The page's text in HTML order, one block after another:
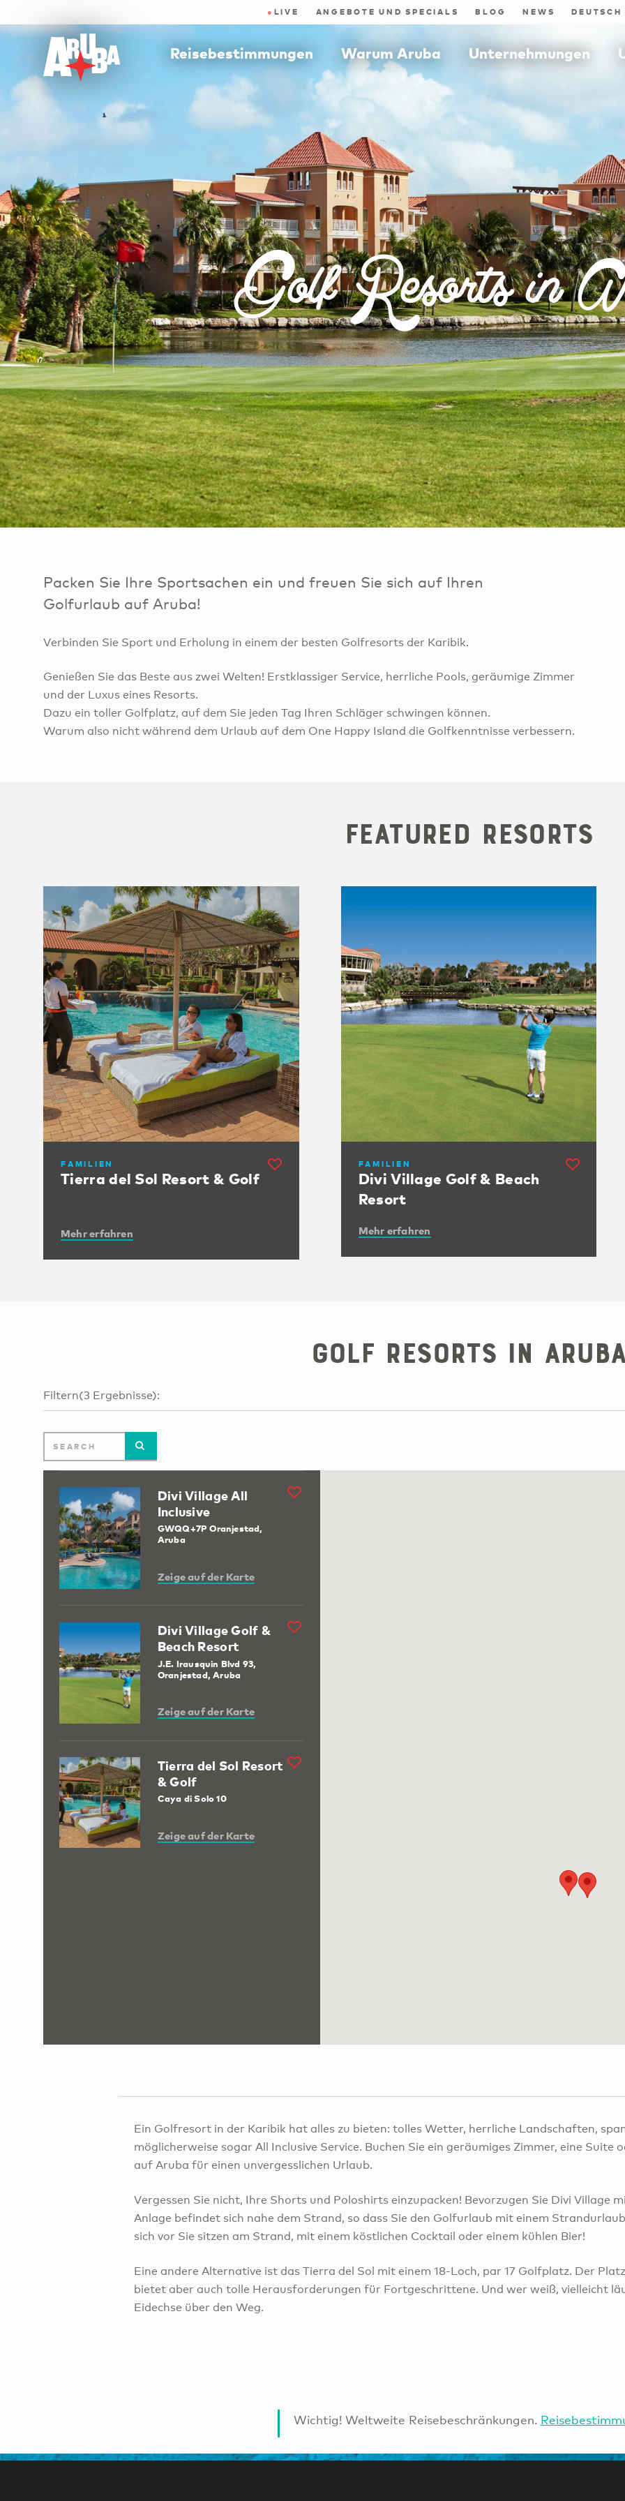
● LIVE ANGEBOTE UND SPECIALS BLOG NEWS
Reisebestimmungen Warum Aruba Unternehmungen
Golf Resorts in
Packen Sie Ihre Sportsachen ein und freuen Sie sich auf Ihren
Golfurlaub auf Aruba!
Verbinden Sie Sport und Erholung in einem der besten Golfresorts der Karibik.
Genießen Sie das Beste aus zwei Welten! Erstklassiger Service, herrliche Pools, geräumige Zimmer
und der Luxus eines Resorts.
Dazu ein toller Golfplatz, auf dem Sie jeden Tag Ihren Schläger schwingen können.
Warum also nicht während dem Urlaub auf dem One Happy Island die Golfkenntnisse verbessern.
Featured Resorts
FAMILIEN
Tierra del Sol Resort & Golf
Mehr erfahren
FAMILIEN
Divi Village Golf & Beach
Resort
Mehr erfahren
Golf Resorts in Aruba
Filtern(3 Ergebnisse):
Divi Village All
Inclusive
GWQQ+7P Oranjestad,
Aruba
Zeige auf der Karte
Divi Village Golf &
Beach Resort
J.E. Irausquin Blvd 93,
Oranjestad, Aruba
Zeige auf der Karte
Tierra del Sol Resort
& Golf
Caya di Solo 10
Zeige auf der Karte
Ein Golfresort in der Karibik hat alles zu bieten: tolles Wetter, herrliche Landschaften,
möglicherweise sogar All Inclusive Service. Buchen Sie ein geräumiges Zimmer, eine Suite
auf Aruba für einen unvergesslichen Urlaub.
Vergessen Sie nicht, Ihre Shorts und Poloshirts einzupacken! Bevorzugen Sie Divi Village
Anlage befindet sich nahe dem Strand, so dass Sie den Golfurlaub mit einem
sich vor Sie sitzen am Strand, mit einem köstlichen Cocktail oder einem kühlen Bier!
Eine andere Alternative ist das Tierra del Sol mit einem 18-Loch, par 17 Golfplatz. Der
bietet aber auch tolle Herausforderungen für Fortgeschrittene. Und wer weiß, vielleicht
Eidechse über den Weg.
Wichtig! Weltweite Reisebeschränkungen.